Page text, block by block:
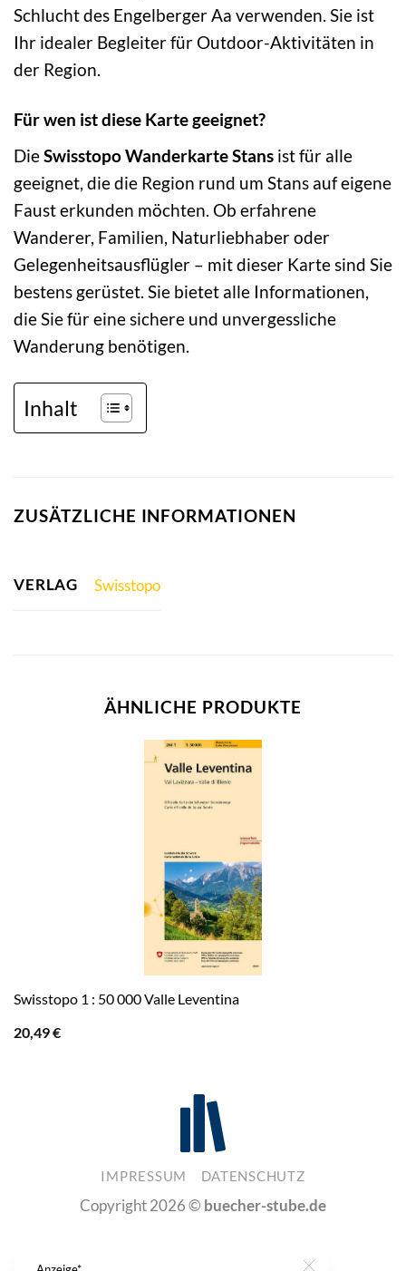
Schlucht des Engelberger Aa verwenden. Sie ist
Ihr idealer Begleiter für Outdoor-Aktivitäten in
der Region.
Für wen ist diese Karte geeignet?
DieSwisstopo Wanderkarte Stans ist für alle
geeignet, die die Region rund um Stans auf eigene
Faust erkunden möchten. Ob erfahrene
Wanderer, Familien, Naturliebhaber oder
Gelegenheitsausflügler – mit dieser Karte sind Sie
bestens gerüstet. Sie bietet alle Informationen,
die Sie für eine sichere und unvergessliche
Wanderung benötigen.
Inhalt
ZUSÄTZLICHE INFORMATIONEN
VERLAG Swisstopo
ÄHNLICHE PRODUKTE
Swisstopo 1 : 50 000 Valle Leventina
20,49€
IMPRESSUM DATENSCHUTZ
Copyright 2026 © buecher-stube.de